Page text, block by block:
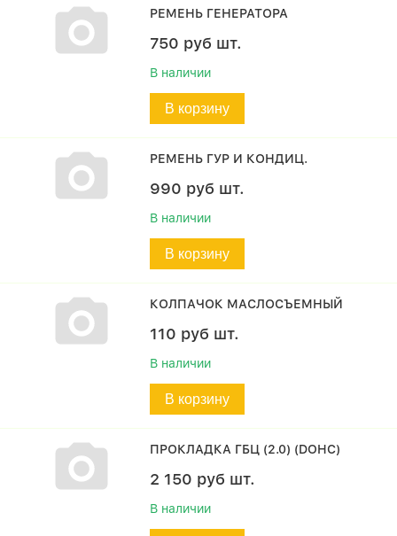
РЕМЕНЬ ГЕНЕРАТОРА
750 руб шт.
В наличии
В корзину
РЕМЕНЬ ГУР И КОНДИЦ.
990 руб шт.
В наличии
В корзину
КОЛПАЧОК МАСЛОСЪЕМНЫЙ
110 руб шт.
В наличии
В корзину
ПРОКЛАДКА ГБЦ (2.0) (DOHC)
2 150 руб шт.
В наличии